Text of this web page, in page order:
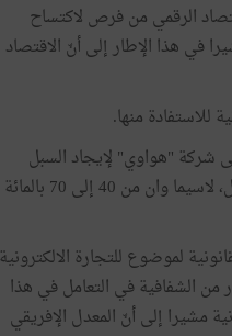
الرقمي من فرص لاكتساح
في هذا الإطار إلى أنّ الاقتصاد
للاستفادة منها.
شركة "هواوي" لإيجاد السبل
المثلى لربط المناطق الفلاحية والنائية في القارة الإفريقية بشبكة الانترنت في اقرب الآجال، لاسيما وان من 40 إلى 70 بالمائة
لموضوع للتجارة الالكترونية
من الشفافية في التعامل في هذا
إفريقي على الأقل ب6 ميغابايت في الثانية مشيرا إلى أنّ المعدل الإفريقي